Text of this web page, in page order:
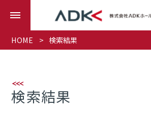
HOME 検索結果
検索結果